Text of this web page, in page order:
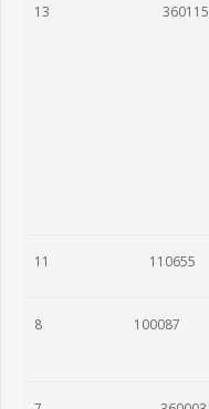
13 360115
11 110655
8 100087